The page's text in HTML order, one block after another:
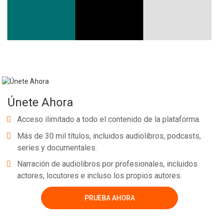
Únete Ahora
Acceso ilimitado a todo el contenido de la plataforma.
Más de 30 mil títulos, incluidos audiolibros, podcasts,
series y documentales.
Narración de audiolibros por profesionales, incluidos
actores, locutores e incluso los propios autores.
PRUEBA AHORA